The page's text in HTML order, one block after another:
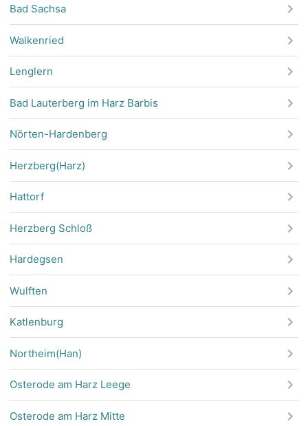
Bad Sachsa
Walkenried
Lenglern
Bad Lauterberg im Harz Barbis
Nörten-Hardenberg
Herzberg(Harz)
Hattorf
Herzberg Schloß
Hardegsen
Wulften
Katlenburg
Northeim(Han)
Osterode am Harz Leege
Osterode am Harz Mitte